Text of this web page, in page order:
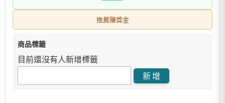
推薦賺獎金
商品標籤
目前還沒有人新增標籤